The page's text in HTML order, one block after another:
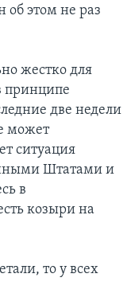
этом не раз
жестко для
принципе
две недели
может
ситуация
Штатами и
в
козыри на
то у всех